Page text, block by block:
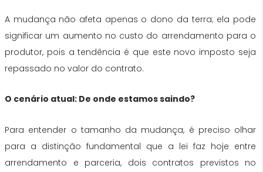
A mudança não afeta apenas o dono da terra; ela pode
significar um aumento no custo do arrendamento para o
produtor, pois a tendência é que este novo imposto seja
repassado no valor do contrato.
O cenário atual: De onde estamos saindo?
Para entender o tamanho da mudança, é preciso olhar
para a distinção fundamental que a lei faz hoje entre
arrendamento e parceria, dois contratos previstos no